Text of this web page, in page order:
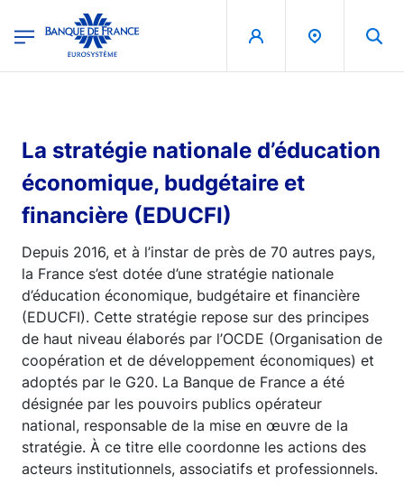
Banque de France - Menu Principal
La stratégie nationale d’éducation
économique, budgétaire et
financière (EDUCFI)
Depuis 2016, et à l’instar de près de 70 autres pays,
la France s’est dotée d’une stratégie nationale
d’éducation économique, budgétaire et financière
(EDUCFI). Cette stratégie repose sur des principes
de haut niveau élaborés par l’OCDE (Organisation de
coopération et de développement économiques) et
adoptés par le G20. La Banque de France a été
désignée par les pouvoirs publics opérateur
national, responsable de la mise en œuvre de la
stratégie. À ce titre elle coordonne les actions des
acteurs institutionnels, associatifs et professionnels.